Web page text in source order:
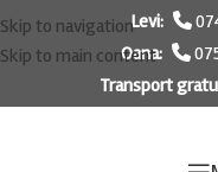
Skip to navigation
Skip to main content
Levi:
Oana:
Transport